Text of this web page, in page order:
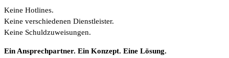
Keine Hotlines.
Keine verschiedenen Dienstleister.
Keine Schuldzuweisungen.
Ein Ansprechpartner. Ein Konzept. Eine Lösung.